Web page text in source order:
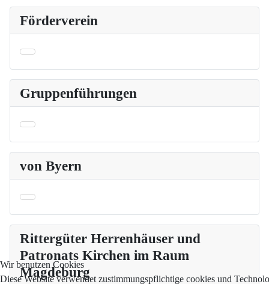
Förderverein
Gruppenführungen
von Byern
Rittergüter Herrenhäuser und
Patronats Kirchen im Raum
Magdeburg
Wir benutzen Cookies
Diese Website verwendet zustimmungspflichtige cookies und